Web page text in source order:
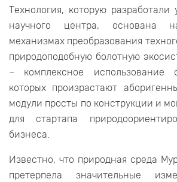
Технология, которую разработали
научного центра, основана
механизмах преобразования
природоподобную болотную
– комплексное использование
которых произрастают
модули просты по конструкции и
для стартапа
бизнеса.
Известно, что природная среда
претерпела значительные